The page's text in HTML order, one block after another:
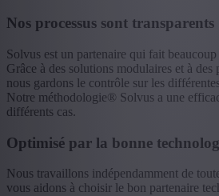
Nos processus sont transparents
Solvus est un partenaire qui fait beaucoup
Grâce à des solutions modulaires et à des
nous gardons le contrôle sur les
Notre méthodologie® Solvus a une
différents cas.
Optimisé par la bonne
Nous travaillons indépendamment de
vous aidons à choisir le bon partenaire